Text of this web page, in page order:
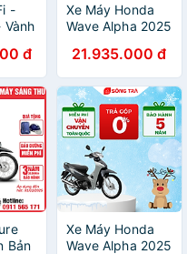
-
Vành
đ
Xe Máy Honda
Wave Alpha 2025
Chuẩn
21.935.000 đ
Bản
Xe Máy Honda
Wave Alpha 2025